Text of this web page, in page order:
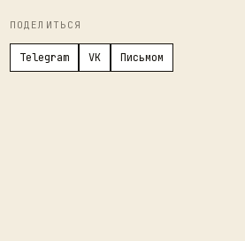
ПОДЕЛИТЬСЯ
Telegram VK Письмом